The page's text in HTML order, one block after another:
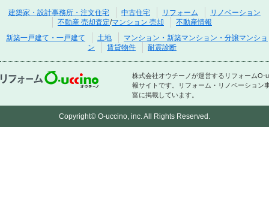
建築家・設計事務所・注文住宅 中古住宅 リフォーム
リノベーション
不動産 売却査定/マンション 売却
不動産情報
新築一戸建て・一戸建て
土地
マンション・新築マンション・分譲マンショ
ン
賃貸物件 耐震診断
株式会社オウチーノが運営するリフォーム
報サイトです。リフォーム・リノベーション
富に掲載しています。
Copyright© O-uccino, inc. All Rights Reserved.